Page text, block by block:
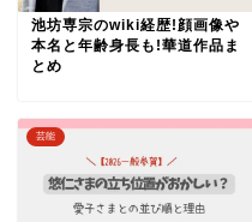
池坊専宗のwiki経歴!顔画像や
本名と年齢身長も!華道作品ま
とめ
芸能